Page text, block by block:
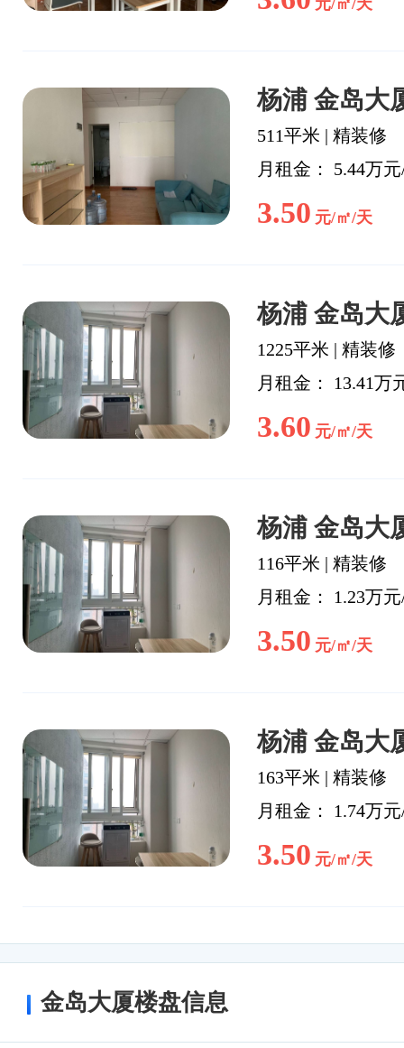
元/㎡/天
杨浦 金岛大
511平米 | 精装修
月租金： 5.44万
3.50 元/㎡/天
杨浦 金岛大
1225平米 | 精装修
月租金： 13.41万
3.60 元/㎡/天
杨浦 金岛大
116平米 | 精装修
月租金： 1.23万
3.50 元/㎡/天
杨浦 金岛大
163平米 | 精装修
月租金： 1.74万
3.50 元/㎡/天
金岛大厦楼盘信息